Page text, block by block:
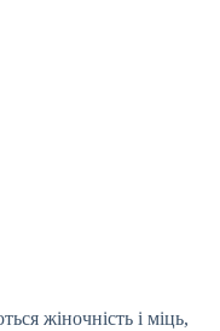
жіночність і міць,